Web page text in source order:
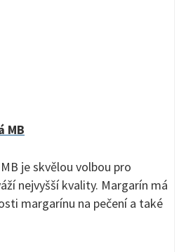
MB
je skvělou volbou pro
nejvyšší kvality. Margarín má
margarínu na pečení a také